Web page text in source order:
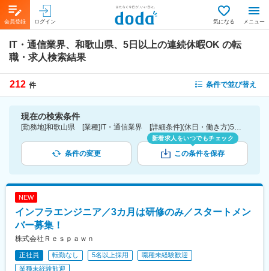
会員登録 ログイン 気になる メニュー
IT・通信業界、和歌山県、5日以上の連続休暇OK の転
職・求人検索結果
212 件 条件で並び替え
現在の検索条件
[勤務地]和歌山県 [業種]IT・通信業界 [詳細条件](休日・働き方)5日以上の連続休暇OK
条件の変更
新着求人をいつでもチェック
この条件を保存
NEW
インフラエンジニア／3カ月は研修のみ／スタートメン
バー募集！
株式会社Ｒｅｓｐａｗｎ
正社員 転勤なし 5名以上採用
職種未経験歓迎
業種未経験歓迎